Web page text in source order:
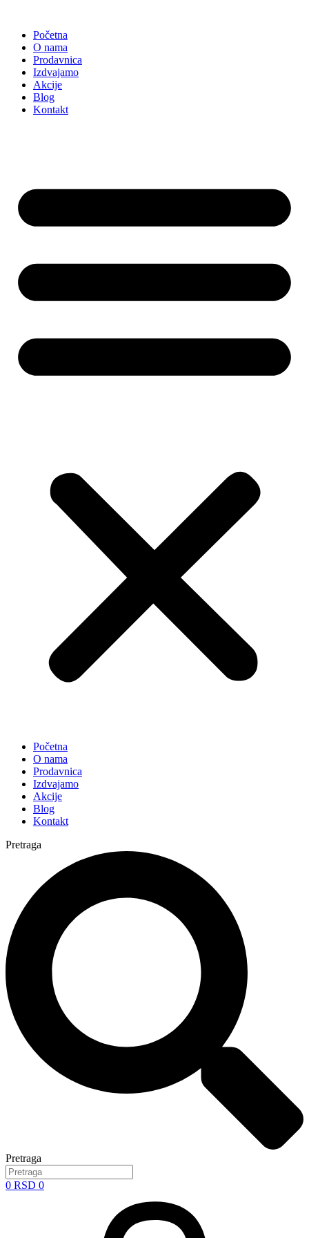
sadržajPočetna
O nama
Prodavnica
Izdvajamo
Akcije
Blog
Kontakt
Početna
O nama
Prodavnica
Izdvajamo
Akcije
Blog
Kontakt
Pretraga
Pretraga
0 RSD 0